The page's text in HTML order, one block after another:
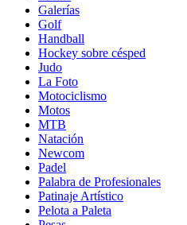
Galerías
Golf
Handball
Hockey sobre césped
Judo
La Foto
Motociclismo
Motos
MTB
Natación
Newcom
Padel
Palabra de Profesionales
Patinaje Artístico
Pelota a Paleta